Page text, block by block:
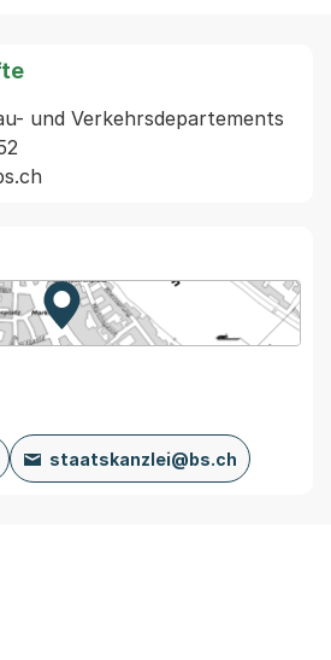
und Verkehrsdepartements
Zur Karte von MapBS.
Externer Link, wird in einem
staatskanzlei@bs.ch